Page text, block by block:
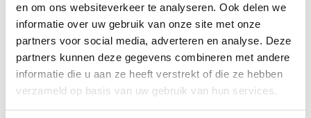
en om ons websiteverkeer te analyseren. Ook delen we
informatie over uw gebruik van onze site met onze
partners voor social media, adverteren en analyse. Deze
partners kunnen deze gegevens combineren met andere
informatie die u aan ze heeft verstrekt of die ze hebben
verzameld op basis van uw gebruik van hun services.
ISBN
9789006397352
Productbeschrijving
Dit krijg je bij het Voordeelpakket vmbo-gt/mavo Engels: